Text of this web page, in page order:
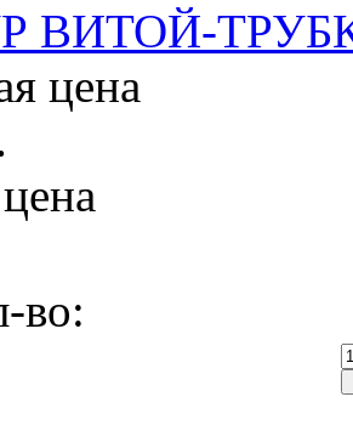
ВИТОЙ-
цена
во: